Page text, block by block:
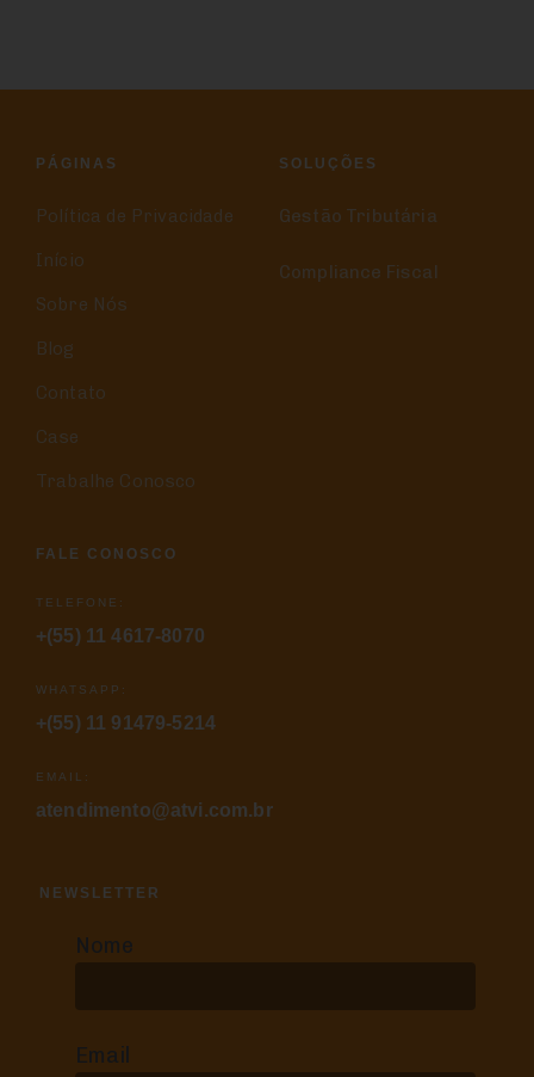
PÁGINAS
Política de Privacidade
Início
Sobre Nós
Blog
Contato
Case
Trabalhe Conosco
SOLUÇÕES
Gestão Tributária
Compliance Fiscal
FALE CONOSCO
TELEFONE:
+(55) 11 4617-8070
WHATSAPP:
+(55) 11 91479-5214
EMAIL:
atendimento@atvi.com.br
NEWSLETTER
Nome
Email